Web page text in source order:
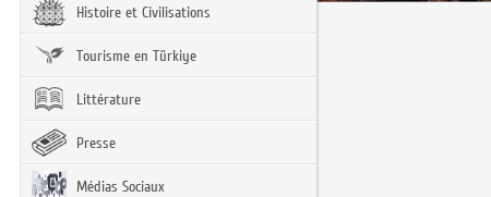
Histoire et Civilisations
Tourisme en Türkiye
Littérature
Presse
Médias Sociaux